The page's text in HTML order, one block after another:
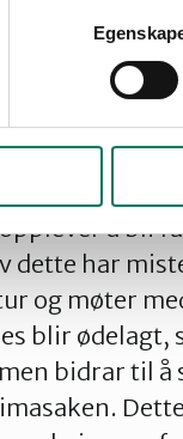
møter vi
av det
Kieran
å bli
dette har
og møter
blir ødelagt,
bidrar til å